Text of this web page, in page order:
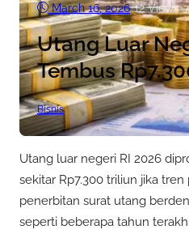
March 16, 2026•12Views•
Utang Luar
Tembus
Bisnis
Utang luar negeri RI 2026
sekitar Rp7.300 triliun jika
penerbitan surat utang
seperti beberapa tahun